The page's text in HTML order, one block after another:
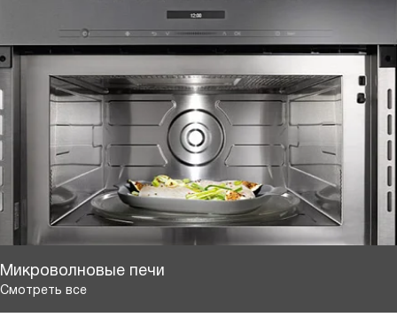
Микроволновые печи
Смотреть все